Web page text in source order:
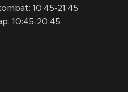
10:45-21:45
10:45-20:45